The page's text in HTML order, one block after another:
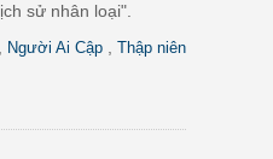
sử nhân loại".
Người Ai Cập
Thập niên